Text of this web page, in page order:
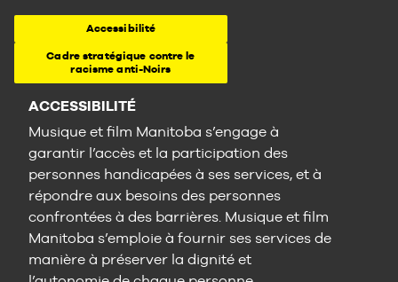
Accessibilité
Cadre stratégique contre le
racisme anti-Noirs
ACCESSIBILITÉ
Musique et film Manitoba s’engage à
garantir l’accès et la participation des
personnes handicapées à ses services, et à
répondre aux besoins des personnes
confrontées à des barrières. Musique et film
Manitoba s’emploie à fournir ses services de
manière à préserver la dignité et